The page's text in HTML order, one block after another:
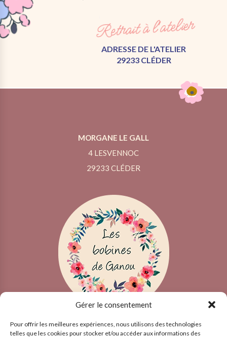
Gérer le consentement
Pour offrir les meilleures expériences, nous utilisons des technologies
telles que les cookies pour stocker et/ou accéder aux informations des
Retrait à l'atelier
ADRESSE DE L'ATELIER
29233 CLÉDER
MORGANE LE GALL
4 LESVENNOC
29233 CLÉDER